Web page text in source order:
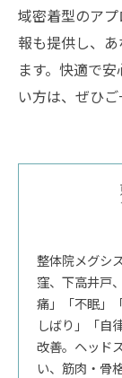
域密着型のア
報も提供し、
ます。快適で
い方は、ぜひご
整体院メグシ
窪、下高井戸
痛」「不眠」
しばり」「自
改善。ヘッド
い、筋肉・骨